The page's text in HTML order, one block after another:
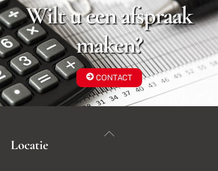
Wilt u een afspraak
maken?
CONTACT
Back
Locatie